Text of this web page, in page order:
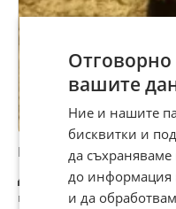
Мъжко Йорки търси
Договаряне
гр. София, Връбница 1, 31
вашите
Ние и нашите
бисквитки и
да
до информация
и да